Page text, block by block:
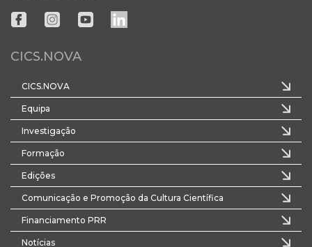
CICS.NOVA
CICS.NOVA
Equipa
Investigação
Formação
Edições
Comunicação e Promoção da Cultura Científica
Financiamento PRR
Notícias